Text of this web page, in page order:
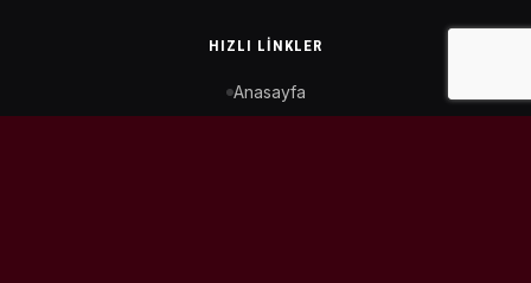
HIZLI LINKLER
Anasayfa